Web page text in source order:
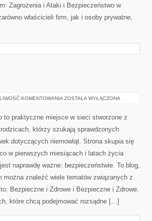
Zagrożenia i Ataki i Bezpieczeństwo w
właścicieli firm, jak i osoby prywatne,
KOMENTOWANIA BEZPIECZNE
ZOSTAŁA WYŁĄCZONA
to praktyczne miejsce w sieci stworzone z
którzy szukają sprawdzonych
dotyczących niemowląt. Strona skupia się
w pierwszych miesiącach i latach życia
naprawdę ważne: bezpieczeństwie. To blog,
można znaleźć wiele tematów związanych z
Bezpieczne i Zdrowe i Bezpieczne i Zdrowe.
które chcą podejmować rozsądne […]